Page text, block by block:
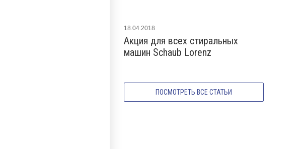
ПОСМОТРЕТЬ ВСЕ СТАТЬИ
Акция для всех стиральных
машин Schaub Lorenz
18.04.2018